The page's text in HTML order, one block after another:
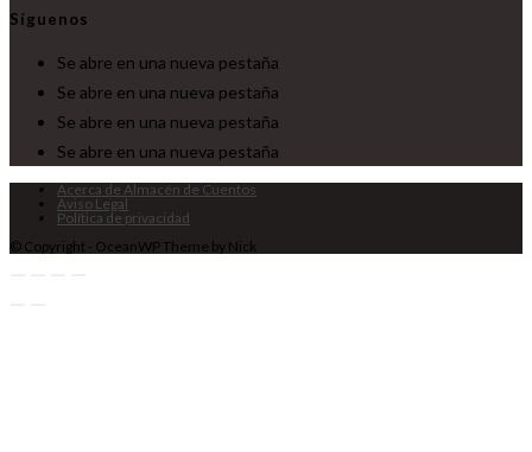
Síguenos
Se abre en una nueva pestaña
Se abre en una nueva pestaña
Se abre en una nueva pestaña
Se abre en una nueva pestaña
Acerca de Almacén de Cuentos
Aviso Legal
Política de privacidad
© Copyright - OceanWP Theme by Nick